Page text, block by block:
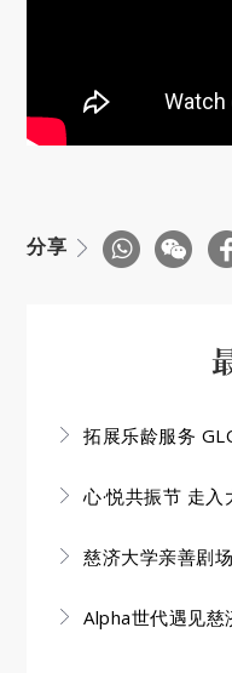
分享
拓展乐龄服务
心·悦共振节 走
慈济大学亲善剧
Alpha世代遇见慈